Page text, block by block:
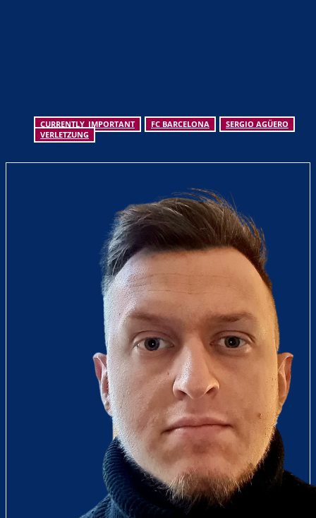
CURRENTLY_IMPORTANT FC BARCELONA
SERGIO AGÜERO
VERLETZUNG